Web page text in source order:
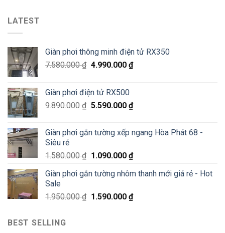
Đống
Đa
Đông
–
Siêu
chỉ
200K
LATEST
Giàn phơi thông minh điện tử RX350
7.580.000₫ 4.990.000 ₫
Giàn phơi điện tử RX500
9.890.000₫ 5.590.000 ₫
Giàn phơi gắn tường xếp ngang Hòa Phát 68 -
Siêu rẻ
1.580.000₫ 1.090.000 ₫
Giàn phơi gắn tường nhôm thanh mới giá rẻ - Hot
Sale
1.950.000₫ 1.590.000 ₫
BEST SELLING